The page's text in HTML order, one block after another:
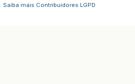
Saiba mais Contribuidores LGPD